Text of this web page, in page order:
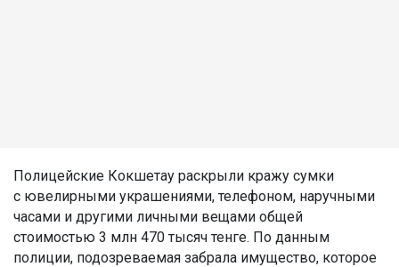
Полицейские Кокшетау раскрыли кражу сумки
с ювелирными украшениями, телефоном, наручными
часами и другими личными вещами общей
стоимостью 3 млн 470 тысяч тенге. По данным
полиции, подозреваемая забрала имущество, которое